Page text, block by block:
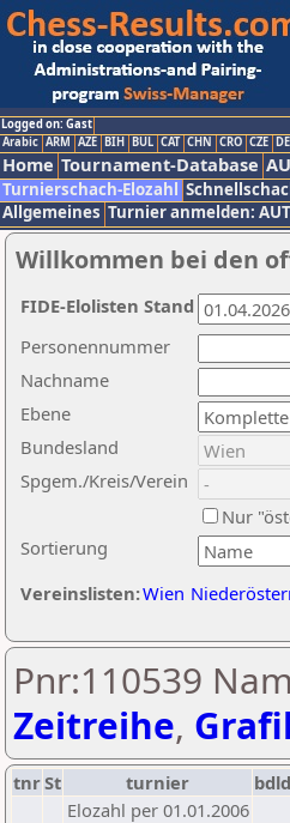
Logged on: Gast
Arabic ARM AZE BIH BUL CAT CHN CRO CZE
Home Tournament-Database
Turnierschach-Elozahl
Allgemeines Turnier anmelden: AUT
Willkommen bei den
Nachname
Ebene
Sortierung
Personennummer
Bundesland
Spgem./Kreis/Verein
Nur
Vereinslisten:Wien
FIDE-Elolisten Stand
Pnr:110539
Zeitreihe,
tnrSt turnier bdld
Elozahl per 01.01.2006